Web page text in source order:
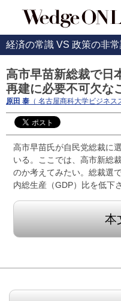
経済の常識 VS 政策の非
高市早苗新総裁で日
再建に必要不可欠な
原田 泰 （ 名古屋商科大学ビジネス
高市早苗氏が自民党総裁に
いる。ここでは、高市新総
のか考えてみたい。総裁選
内総生産（GDP）比を低下
本